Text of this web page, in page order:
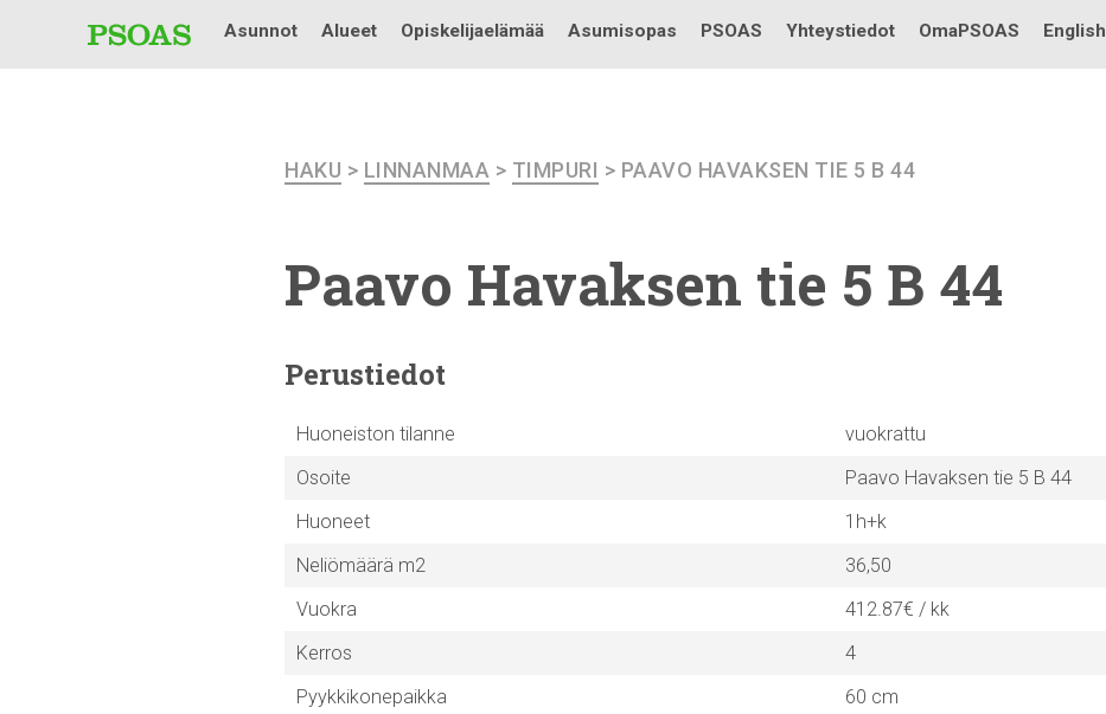
Testi
Asunnot Alueet Opiskelijaelämää Asumisopas PSOAS Yhteystiedot OmaPSOAS English
HAKU > LINNANMAA > TIMPURI > PAAVO HAVAKSEN TIE 5 B 44
Paavo Havaksen tie 5 B 44
Perustiedot
Huoneiston tilanne
vuokrattu
Osoite
Paavo Havaksen tie 5 B 44
Huoneet
1h+k
Neliömäärä m2
36,50
Vuokra
412.87€ / kk
Kerros
4
Pyykkikonepaikka
60 cm